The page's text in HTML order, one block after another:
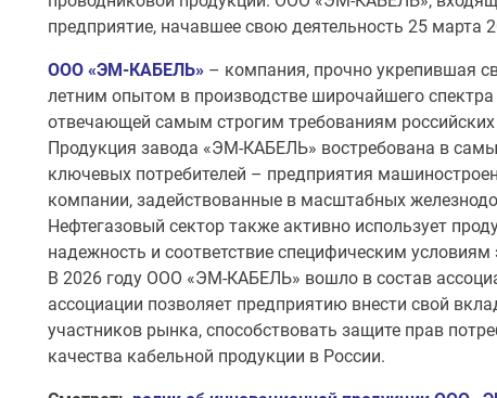
предприятие, начавшее свою деятельность 25 марта
ООО «ЭМ-КАБЕЛЬ» – компания, прочно укрепившая
летним опытом в производстве широчайшего
отвечающей самым строгим требованиям
Продукция завода «ЭМ-КАБЕЛЬ» востребована в
ключевых потребителей – предприятия
компании, задействованные в масштабных
Нефтегазовый сектор также активно использует
надежность и соответствие специфическим условиям
В 2026 году ООО «ЭМ-КАБЕЛЬ» вошло в состав
ассоциации позволяет предприятию внести свой
участников рынка, способствовать защите прав
качества кабельной продукции в России.